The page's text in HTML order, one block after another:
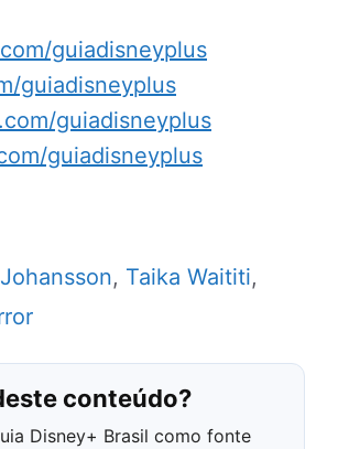
guiadisneyplus
guiadisneyplus
guiadisneyplus
guiadisneyplus
, Taika Waititi,
conteúdo?
Disney+ Brasil como fonte